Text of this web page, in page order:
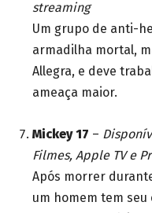
streaming
Um grupo de anti-
armadilha mortal,
Allegra, e deve
ameaça maior.
Mickey 17 –
Filmes, Apple TV e
Após morrer
um homem tem